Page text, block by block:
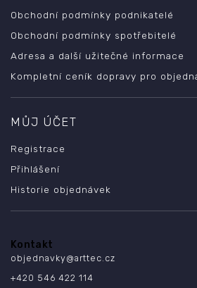
Obchodní podmínky podnikatelé
Obchodní podmínky spotřebitelé
Adresa a další užitečné informace
Kompletní ceník dopravy pro
MŮJ ÚČET
Registrace
Přihlášení
Historie objednávek
Kontakt
objednavky@arttec.cz
+420 546 422 114